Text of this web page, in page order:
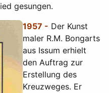
gesungen.
1957 - Der Kunst
maler R.M. Bongarts
aus Issum erhielt
den Auftrag zur
Erstellung des
Kreuzweges. Er